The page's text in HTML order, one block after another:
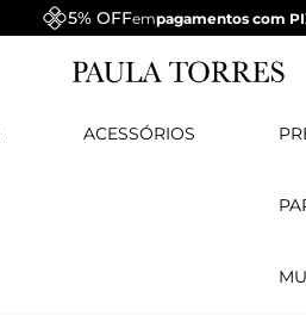
5% OFFempagamentos com
ACESSÓRIOS